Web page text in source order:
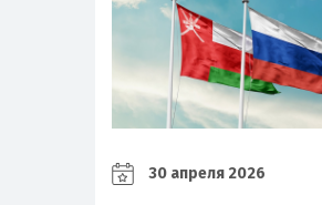
30 апреля 2026